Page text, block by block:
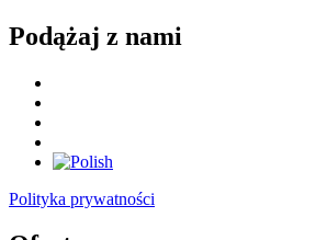
Podążaj z nami
Polityka prywatności